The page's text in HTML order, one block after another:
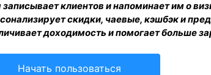
клиентов и напоминает им о
скидки, чаевые, кэшбэк и
доходимость и помогает больше
Начать пользоваться